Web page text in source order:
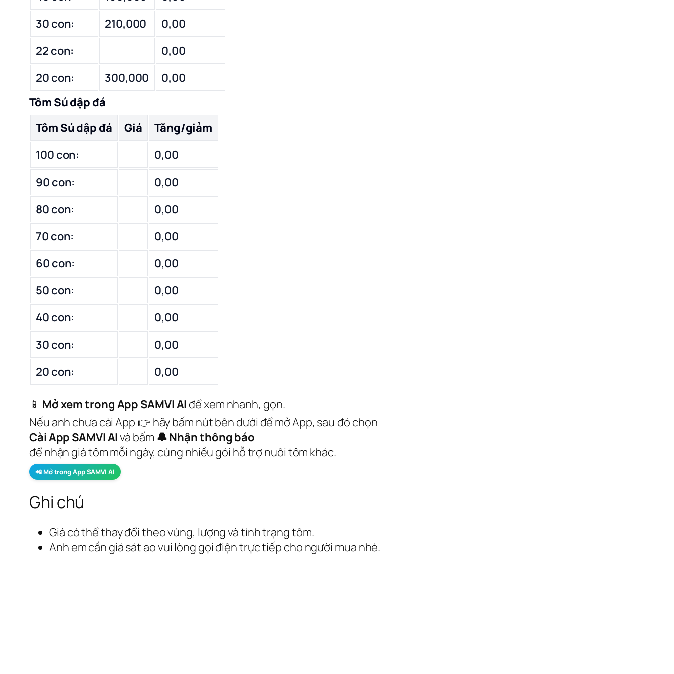
30 con:
210,000
0,00
22 con:
0,00
20 con:
300,000
0,00
Tôm Sú dập đá
Tôm Sú dập đá
Giá
Tăng/giảm
100 con:
0,00
90 con:
0,00
80 con:
0,00
70 con:
0,00
60 con:
0,00
50 con:
0,00
40 con:
0,00
30 con:
0,00
20 con:
0,00
📱 Mở xem trong App SAMVI AI để xem nhanh, gọn.
Nếu anh chưa cài App 👉 hãy bấm nút bên dưới để mở App, sau đó chọn
Cài App SAMVI AIvà bấm 🔔 Nhận thông báo
để nhận giá tôm mỗi ngày, cùng nhiều gói hỗ trợ nuôi tôm khác.
📲 Mở trong App SAMVI AI
Ghi chú
Giá có thể thay đổi theo vùng, lượng và tình trạng tôm.
Anh em cần giá sát ao vui lòng gọi điện trực tiếp cho người mua nhé.